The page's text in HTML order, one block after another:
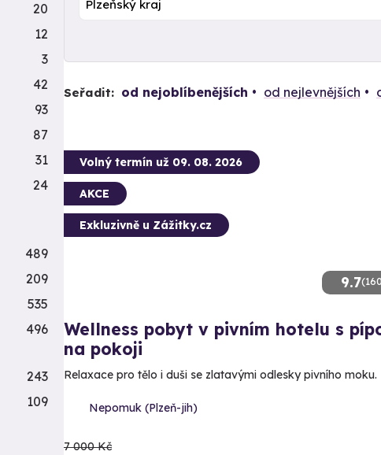
Seřadit: od nejoblíbenějších od nejlevnějších
9.7
Volný termín už 09. 08. 2026
AKCE
Exkluzivně u Zážitky.cz
Wellness pobyt v pivním hotelu s
na pokoji
Relaxace pro tělo i duši se zlatavými odlesky pivního moku.
Nepomuk (Plzeň-jih)
7 000 Kč
20
12
3
42
93
87
31
24
489
209
535
496
243
109